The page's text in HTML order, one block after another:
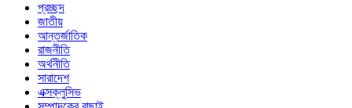
প্রচ্ছদ
জাতীয়
আন্তর্জাতিক
রাজনীতি
অর্থনীতি
সারাদেশ
এক্সক্লুসিভ